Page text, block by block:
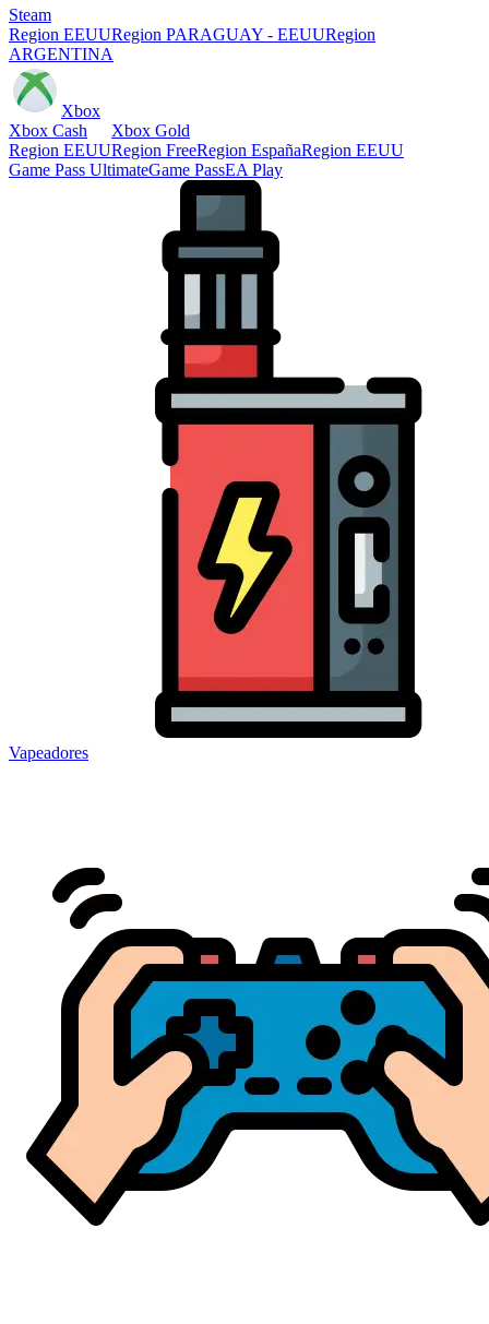
Steam
Region EEUURegion PARAGUAY - EEUURegion
ARGENTINA
Xbox
Xbox Cash
Region EEUU
Xbox Gold
Region FreeRegion EspañaRegion EEUU
Game Pass UltimateGame PassEA Play
Vapeadores